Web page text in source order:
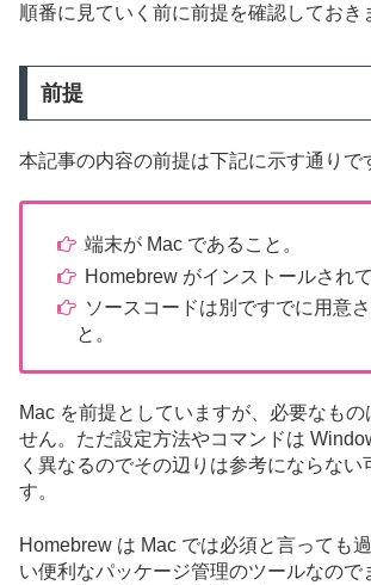
順番に見ていく前に前提を確認しておき
前提
本記事の内容の前提は下記に示す通りで
端末が Mac であること。
Homebrew がインストールされ
ソースコードは別ですでに用意
と。
Mac を前提としていますが、必要なもの
せん。ただ設定方法やコマンドは
く異なるのでその辺りは参考にならない
す。
Homebrew は Mac では必須と言っても
い便利なパッケージ管理のツールなので